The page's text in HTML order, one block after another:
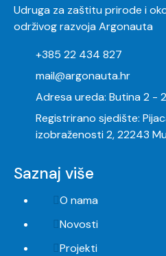
Udruga za zaštitu prirode i
održivog razvoja Argonauta
+385 22 434 827
mail@argonauta.hr
Adresa ureda: Butina 2 -
Registrirano sjedište:
izobraženosti 2, 22243
Saznaj više
O nama
Novosti
Projekti